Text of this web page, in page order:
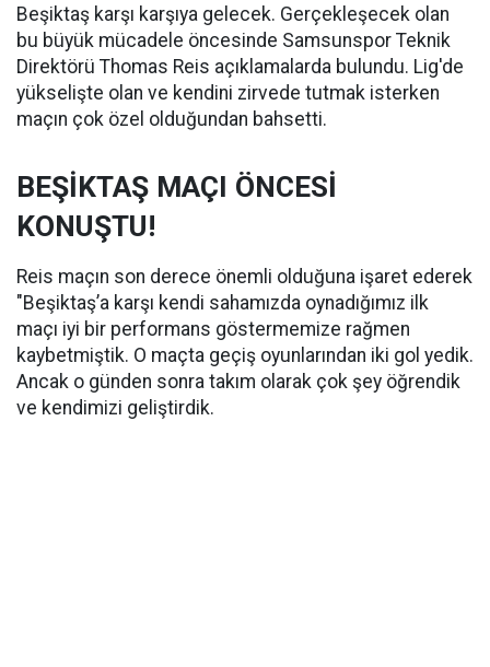
Beşiktaş karşı karşıya gelecek. Gerçekleşecek olan
bu büyük mücadele öncesinde Samsunspor Teknik
Direktörü Thomas Reis açıklamalarda bulundu. Lig'de
yükselişte olan ve kendini zirvede tutmak isterken
maçın çok özel olduğundan bahsetti.
BEŞİKTAŞ MAÇI ÖNCESİ
KONUŞTU!
Reis maçın son derece önemli olduğuna işaret ederek
"Beşiktaş’a karşı kendi sahamızda oynadığımız ilk
maçı iyi bir performans göstermemize rağmen
kaybetmiştik. O maçta geçiş oyunlarından iki gol yedik.
Ancak o günden sonra takım olarak çok şey öğrendik
ve kendimizi geliştirdik.